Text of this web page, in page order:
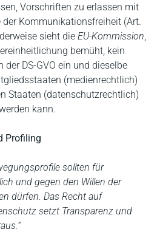
Vorschriften zu erlassen mit
Kommunikationsfreiheit (Art.
sieht die EU-Kommission,
bemüht, kein
DS-GVO ein und dieselbe
(medienrechtlich)
Staaten (datenschutzrechtlich)
kann.
Profiling
sollten für
und gegen den Willen der
dürfen. Das Recht auf
setzt Transparenz und